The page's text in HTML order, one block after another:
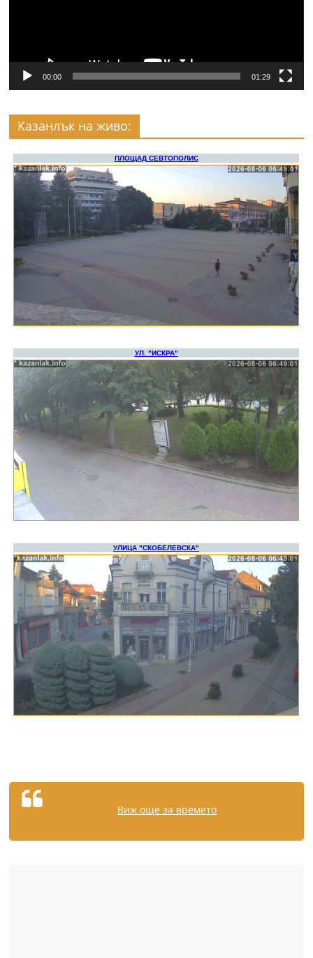
00:00 01:29
Казанлък на живо:
Виж още за времето